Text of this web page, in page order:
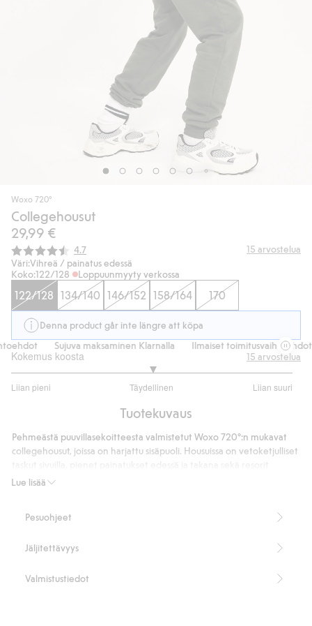
Woxo 720°
Collegehousut
29,99 €
Keskimääräinen luokitus:
4.7 15 arvostelua
Väri:Vihreä / painatus edessä
Koko:122/128 Loppuunmyyty verkossa
122/128 134/140 146/152 158/164 170
Denna product går inte längre att köpa
Sujuva maksaminen Klarnalla Ilmaiset toimitusvaihtoehdot
Kokemus koosta
Liian pieni Täydellinen Liian suuri
/
ääneen
15 arvostelua
Tuotekuvaus
Lue lisää
Pehmeästä puuvillasekoitteesta valmistetut Woxo 720°:n mukavat
collegehousut, joissa on harjattu sisäpuoli. Housuissa on vetoketjulliset
lahkeensuissa. Vyötäröllä on säädettävä resorinauha ja koristeellinen
Pesuohjeet
Jäljitettävyys
Valmistustiedot